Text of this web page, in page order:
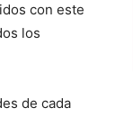
con este
los
de cada